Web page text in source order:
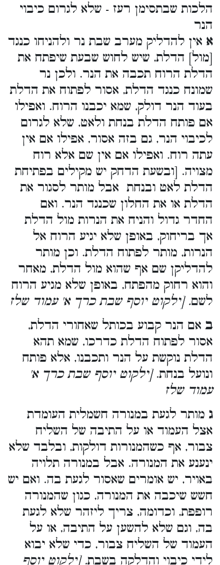
הלכות שבתסימן רעז - שלא לגרום כיבוי
הנר
א אין להדליק מערב שבת נר ולהניחו כנגד
[מול] הדלת, שיש לחוש שבעת שיפתח את
הדלת הרוח תכבה את הנר. ולכן נר
שמונח כנגד הדלת, אסור לפתוח את הדלת
בעוד הנר דולק, שמא יכבנו הרוח. ואפילו
אם פותח הדלת בנחת ולאט, שלא לגרום
לכיבוי הנר, גם בזה אסור, אפילו אם אין
עתה רוח. ואפילו אם אין שם אלא רוח
מצויה. [ובשעת הדחק יש מקילים בפתיחת
הדלת לאט ובנחת אבל מותר לסגור את
הדלת או את החלון שכנגד הנר. ואם
החדר גדול והניח את הנרות מול הדלת
אך בריחוק, באופן שלא יגיע הרוח אל
הנרות, מותר לפתוח הדלת. וכן מותר
להדליקן שם אף שהוא מול הדלת, מאחר
והוא רחוק מהפתח, באופן שלא מגיע הרוח
לשם. [ילקוט יוסף שבת כרך א' עמוד שלז
ב אם הנר קבוע בכותל שאחורי הדלת,
אסור לפתוח הדלת כדרכו, שמא תהא
הדלת נוקשת על הנר ותכבנו, אלא פותח
ונועל בנחת.[ילקוט יוסף שבת כרך א'
עמוד שלז
ג מותר לגעת במנורה חשמלית העומדת
אצל העמוד או על התיבה של השליח
צבור, אף כשהמנורות דולקות, ובלבד שלא
ינענע את המנורה. אבל במנורה תלויה
באויר, יש אומרים שאסור לגעת בה. ואם יש
חשש שיכבה את המנורה, כגון שהמנורה
רופפת, וכדומה, צריך ליזהר שלא לגעת
בה, וגם שלא להשען על התיבה, או על
העמוד של השליח צבור, כדי שלא יבוא
לידי כיבוי והדלקה בשבת. [ילקוט יוסף